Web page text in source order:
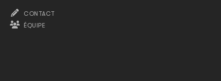
CONTACT
ÉQUIPE